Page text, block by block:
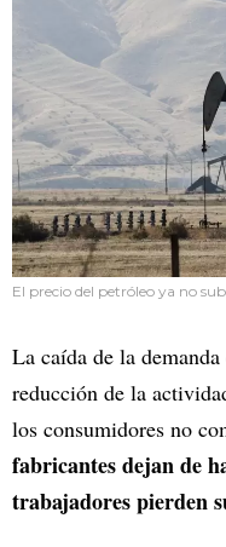
El precio del petróleo ya no
La caída de la
reducción de la
los consumidores no
fabricantes dejan de
trabajadores pierden